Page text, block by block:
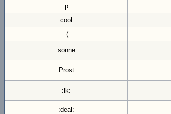
:p:
:cool:
:(
:sonne:
:Prost:
:lk:
:deal: